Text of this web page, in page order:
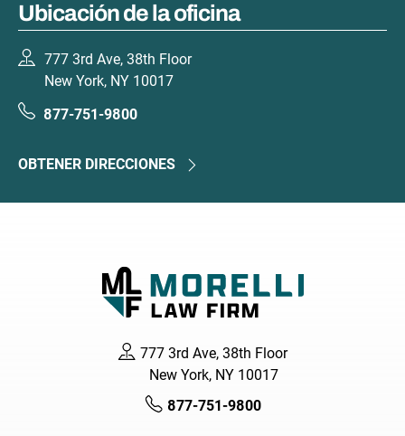
Ubicación de la oficina
777 3rd Ave, 38th Floor
New York, NY 10017
877-751-9800
OBTENER DIRECCIONES
777 3rd Ave, 38th Floor
New York, NY 10017
877-751-9800